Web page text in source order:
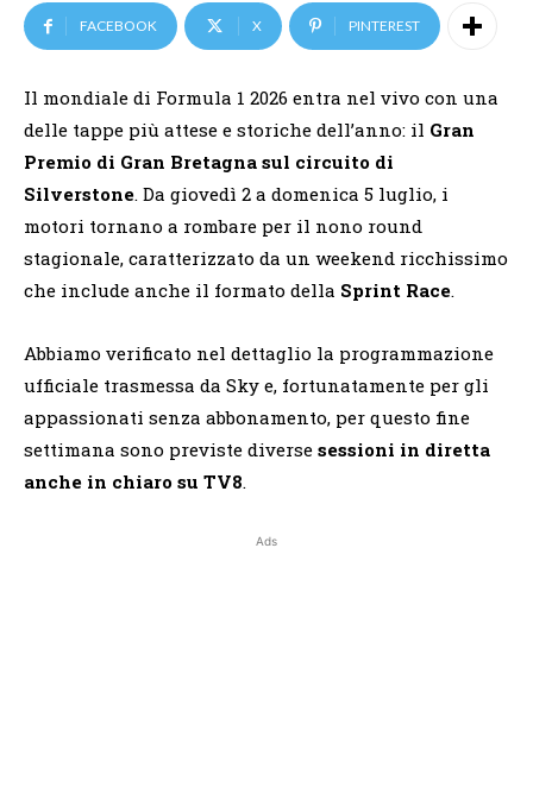
FACEBOOK X PINTEREST
Il mondiale di Formula 1 2026 entra nel vivo con una
delle tappe più attese e storiche dell’anno: il Gran
Premio di Gran Bretagna sul circuito di
Silverstone. Da giovedì 2 a domenica 5 luglio, i
motori tornano a rombare per il nono round
stagionale, caratterizzato da un weekend ricchissimo
che include anche il formato della Sprint Race.
Abbiamo verificato nel dettaglio la programmazione
ufficiale trasmessa da Sky e, fortunatamente per gli
appassionati senza abbonamento, per questo fine
settimana sono previste diverse sessioni in diretta
anche in chiaro su TV8.
Ads